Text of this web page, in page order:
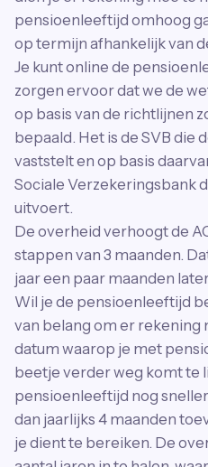
pensioenleeftijd omhoog
op termijn afhankelijk van
Je kunt online de
zorgen ervoor dat we de
op basis van de richtlijnen
bepaald. Het is de SVB die
vaststelt en op basis
Sociale Verzekeringsbank
uitvoert.
De overheid verhoogt de
stappen van 3 maanden.
jaar een paar maanden
Wil je de pensioenleeftijd
van belang om er rekening
datum waarop je met
beetje verder weg komt te
pensioenleeftijd nog
dan jaarlijks 4 maanden
je dient te bereiken. De